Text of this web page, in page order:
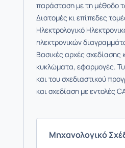
παράσταση με τη μέθοδο
Διατομές κι επίπεδες
Ηλεκτρολογικό
ηλεκτρονικών
Βασικές αρχές
κυκλώματα, εφαρμογές.
και του σχεδιαστικού
και σχεδίαση με εντολές
Μηχανολογικό